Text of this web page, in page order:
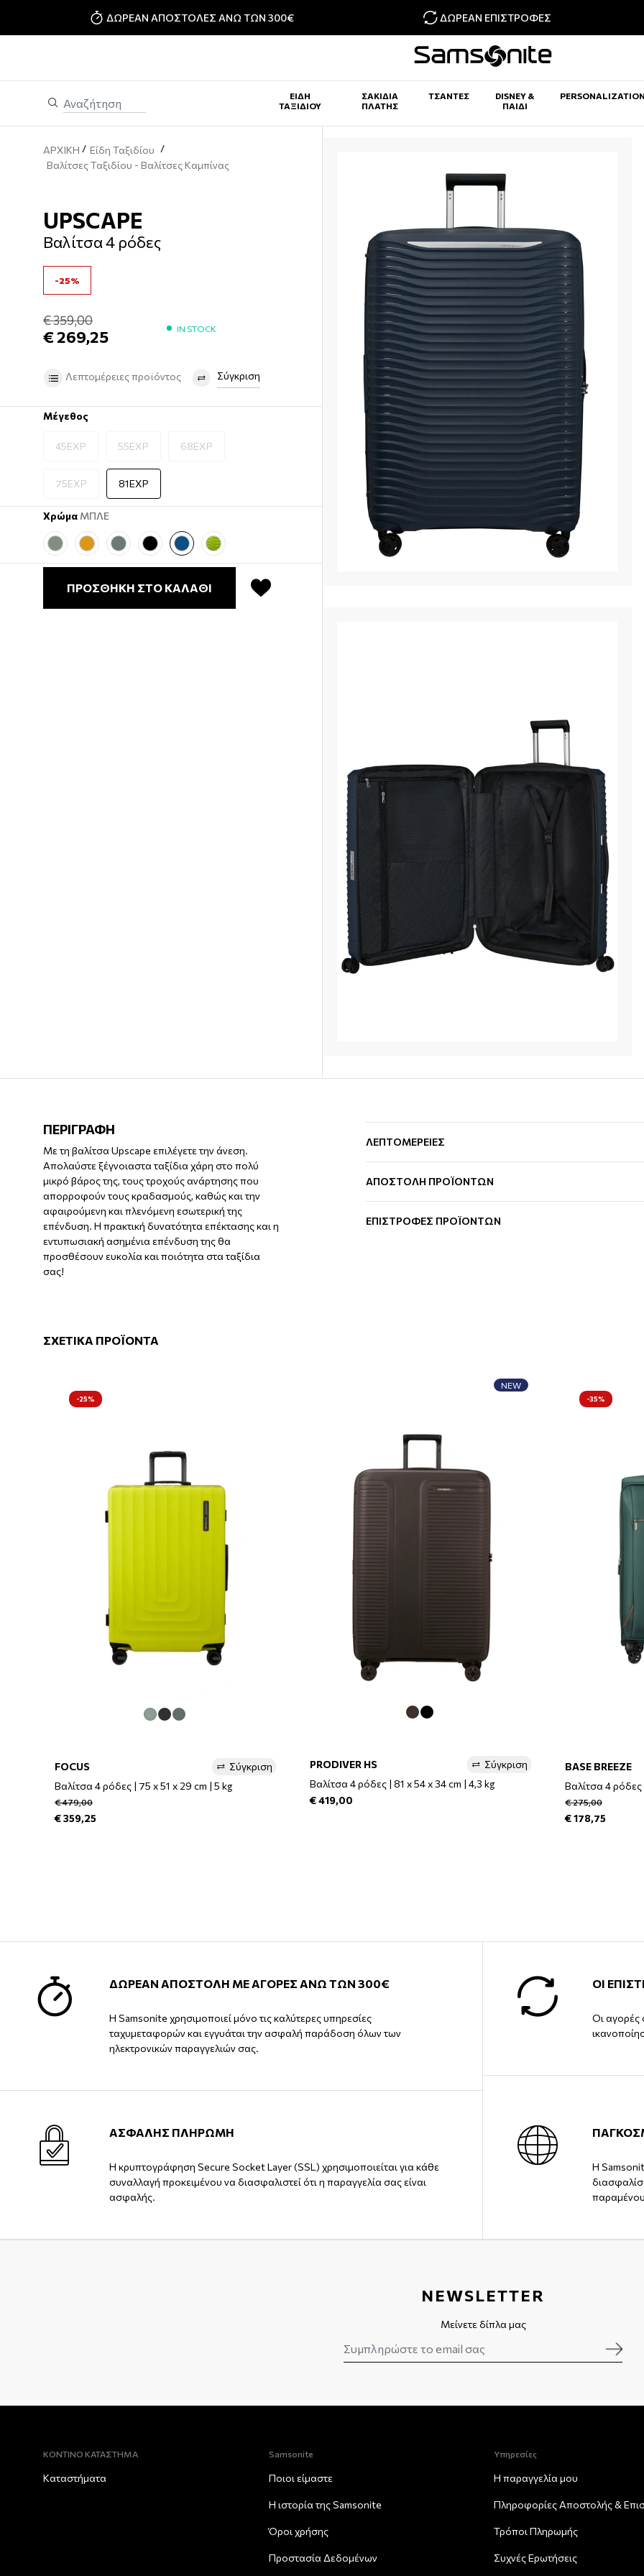
ΔΩΡΕΑΝ ΑΠΟΣΤΟΛΕΣ ΑΝΩ ΤΩΝ 300€ ΔΩΡΕΆΝ ΕΠΙΣΤΡΟΦΈΣ
ΕΊΔΗ
ΤΑΞΙΔΊΟΥ
ΣΑΚΊΔΙΑ
ΠΛΆΤΗΣ
ΤΣΆΝΤΕΣ
DISNEY &
ΠΑΙΔΊ
ΑΡΧΙΚΗ / Είδη Ταξιδίου /
Βαλίτσες Ταξιδίου - Bαλίτσες Καμπίνας
UPSCAPE
Βαλίτσα 4 ρόδες
-25%
€ 359,00
€ 269,25 IN STOCK
Λεπτομέρειες προϊόντος Σύγκριση
Μέγεθος
45EXP 55EXP 68EXP
75EXP 81EXP
Χρώμα ΜΠΛΕ
ΠΡΟΣΘΗΚΗ ΣΤΟ ΚΑΛΑΘΙ
ΠΕΡΙΓΡΑΦΗ
Με τη βαλίτσα Upscape επιλέγετε την άνεση.
Απολαύστε ξέγνοιαστα ταξίδια χάρη στο πολύ
μικρό βάρος της, τους τροχούς ανάρτησης που
απορροφούν τους κραδασμούς, καθώς και την
αφαιρούμενη και πλενόμενη εσωτερική της
επένδυση. Η πρακτική δυνατότητα επέκτασης και η
εντυπωσιακή ασημένια επένδυση της θα
προσθέσουν ευκολία και ποιότητα στα ταξίδια
σας!
ΛΕΠΤΟΜΕΡΕΙΕΣ
ΑΠΟΣΤΟΛΗ ΠΡΟΪΟΝΤΩΝ
ΕΠΙΣΤΡΟΦΕΣ ΠΡΟΪΟΝΤΩΝ
ΣΧΕΤΙΚΑ ΠΡΟΪΟΝΤΑ
-25%
FOCUS
Σύγκριση
Βαλίτσα 4 ρόδες | 75 x 51 x 29 cm | 5 kg
€ 479,00
€ 359,25
NEW
PRODIVER HS
Σύγκριση
Βαλίτσα 4 ρόδες | 81 x 54 x 34 cm | 4,3 kg
€ 419,00
-35%
BASE BREEZE
Βαλίτσα 4
€ 275,00
€ 178,75
ΔΩΡΕΑΝ ΑΠΟΣΤΟΛΗ ΜΕ ΑΓΟΡΕΣ ΑΝΩ ΤΩΝ 300€
Η Samsonite χρησιμοποιεί μόνο τις καλύτερες υπηρεσίες
ταχυμεταφορών και εγγυάται την ασφαλή παράδοση όλων των
ηλεκτρονικών παραγγελιών σας.
ΟΙ
Οι αγορές
ΑΣΦΑΛΗΣ ΠΛΗΡΩΜΗ
Η κρυπτογράφηση Secure Socket Layer (SSL) χρησιμοποιείται για κάθε
συναλλαγή προκειμένου να διασφαλιστεί ότι η παραγγελία σας είναι
ασφαλής.
Η
NEWSLETTER
Μείνετε δίπλα μας
ΚΟΝΤΙΝΟ ΚΑΤΑΣΤΗΜΑ
Καταστήματα
Samsonite
Ποιοι είμαστε
Η ιστορία της Samsonite
Όροι χρήσης
Προστασία Δεδομένων
Υπηρεσίες
Η παραγγελία μου
Πληροφορίες Αποστολής &
Τρόποι Πληρωμής
Συχνές Ερωτήσεις